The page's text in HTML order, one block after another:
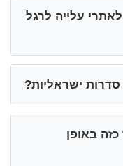
עלייה לרגל
ישראליות?
כזה באופן